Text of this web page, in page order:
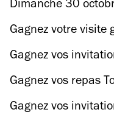
Dimanche 30
Bulles
Gagnez votre visite
Jeudis Arty !
Gagnez vos
Gagnez vos repas
Gagnez vos